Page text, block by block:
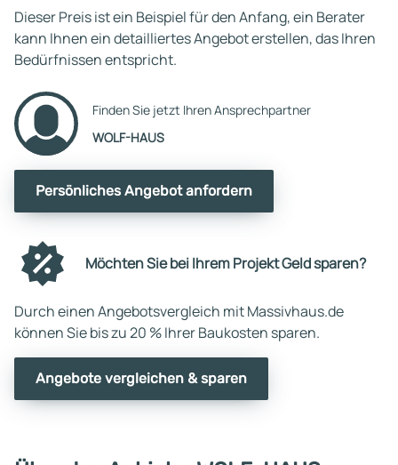
Dieser Preis ist ein Beispiel für den Anfang, ein Berater
kann Ihnen ein detailliertes Angebot erstellen, das Ihren
Bedürfnissen entspricht.
Finden Sie jetzt Ihren Ansprechpartner
WOLF-HAUS
Persönliches Angebot anfordern
Möchten Sie bei Ihrem Projekt Geld sparen?
Durch einen Angebotsvergleich mit Massivhaus.de
können Sie bis zu 20 % Ihrer Baukosten sparen.
Angebote vergleichen & sparen